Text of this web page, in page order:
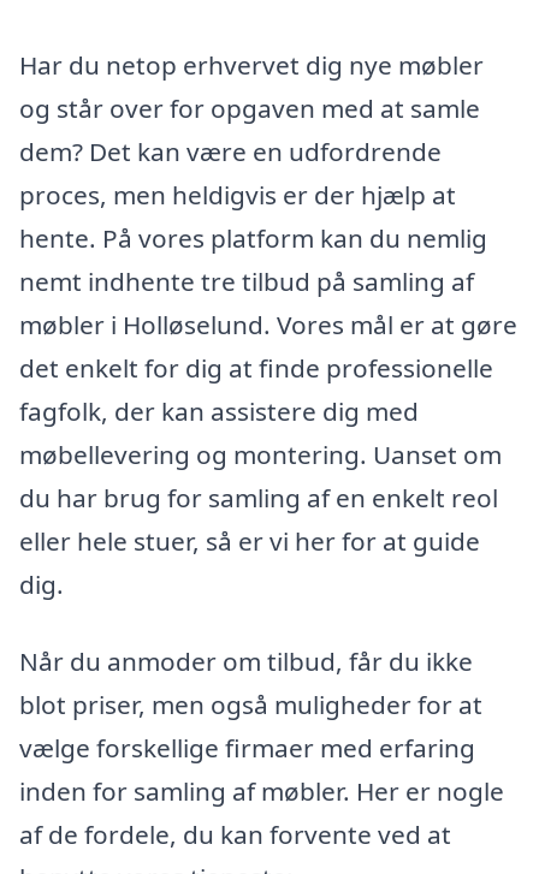
Har du netop erhvervet dig nye møbler
og står over for opgaven med at samle
dem? Det kan være en udfordrende
proces, men heldigvis er der hjælp at
hente. På vores platform kan du nemlig
nemt indhente tre tilbud på samling af
møbler i Holløselund. Vores mål er at gøre
det enkelt for dig at finde professionelle
fagfolk, der kan assistere dig med
møbellevering og montering. Uanset om
du har brug for samling af en enkelt reol
eller hele stuer, så er vi her for at guide
dig.
Når du anmoder om tilbud, får du ikke
blot priser, men også muligheder for at
vælge forskellige firmaer med erfaring
inden for samling af møbler. Her er nogle
af de fordele, du kan forvente ved at